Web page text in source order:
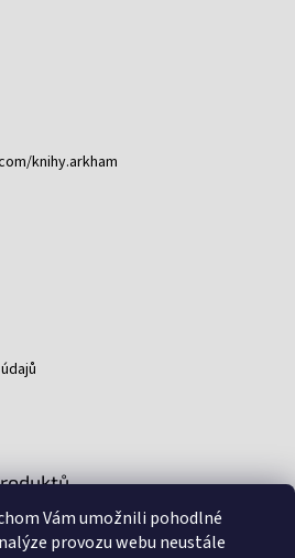
Vám umožnili pohodlné
provozu webu neustále
knihy.arkham
Jones a poklad na plantáži (A)